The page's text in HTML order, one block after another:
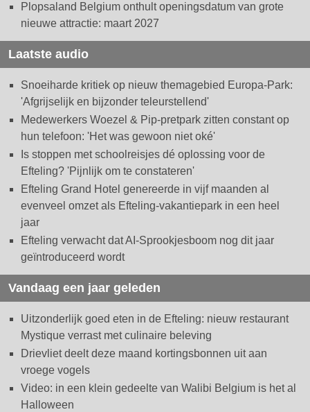
Plopsaland Belgium onthult openingsdatum van grote
nieuwe attractie: maart 2027
Laatste audio
Snoeiharde kritiek op nieuw themagebied Europa-Park:
'Afgrijselijk en bijzonder teleurstellend'
Medewerkers Woezel & Pip-pretpark zitten constant op
hun telefoon: 'Het was gewoon niet oké'
Is stoppen met schoolreisjes dé oplossing voor de
Efteling? 'Pijnlijk om te constateren'
Efteling Grand Hotel genereerde in vijf maanden al
evenveel omzet als Efteling-vakantiepark in een heel
jaar
Efteling verwacht dat AI-Sprookjesboom nog dit jaar
geïntroduceerd wordt
Vandaag een jaar geleden
Uitzonderlijk goed eten in de Efteling: nieuw restaurant
Mystique verrast met culinaire beleving
Drievliet deelt deze maand kortingsbonnen uit aan
vroege vogels
Video: in een klein gedeelte van Walibi Belgium is het al
Halloween